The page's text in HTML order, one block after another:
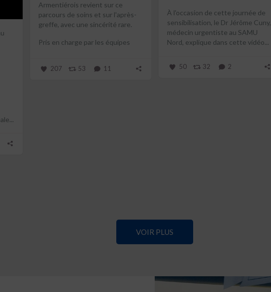
Armentiérois revient sur ce
parcours de soins et sur l'après-
greffe, avec une sincérité rare.
Pris en charge par les équipes
207 53 11
À l'occasion de cette journée de
sensibilisation, le Dr Jérôme Cuny,
médecin urgentiste au SAMU
Nord, explique dans cette vidéo...
50 32 2
VOIR PLUS